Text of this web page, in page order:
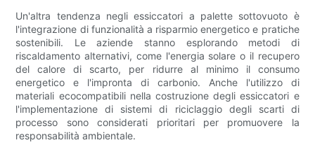
Un'altra tendenza negli essiccatori a palette sottovuoto è
l'integrazione di funzionalità a risparmio energetico e pratiche
sostenibili. Le aziende stanno esplorando metodi di
riscaldamento alternativi, come l'energia solare o il recupero
del calore di scarto, per ridurre al minimo il consumo
energetico e l'impronta di carbonio. Anche l'utilizzo di
materiali ecocompatibili nella costruzione degli essiccatori e
l'implementazione di sistemi di riciclaggio degli scarti di
processo sono considerati prioritari per promuovere la
responsabilità ambientale.